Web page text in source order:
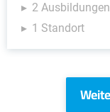
2 Ausbildungen
1 Standort